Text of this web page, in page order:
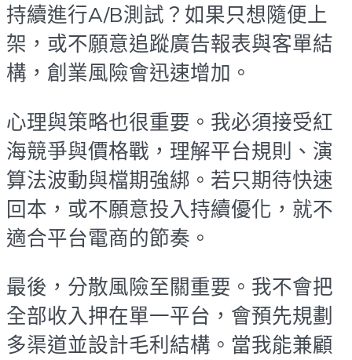
持續進行A/B測試？如果只想隨便上
架，或不願意追蹤廣告報表與客單結
構，創業風險會迅速增加。
心理與策略也很重要。我必須接受紅
海競爭與價格戰，理解平台規則、演
算法波動與檔期強綁。若只期待快速
回本，或不願意投入持續優化，就不
適合平台電商的節奏。
最後，分散風險至關重要。我不會把
全部收入押在單一平台，會預先規劃
多渠道並設計毛利結構。當我能兼顧